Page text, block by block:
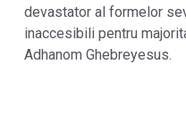
devastator al formelor
inaccesibili pentru
Adhanom Ghebreyesus.